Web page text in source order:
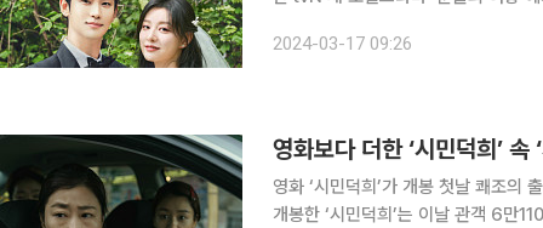
전 알콩달콩했던 추억을 떠올렸다. 홍
2024-03-17 09:26
영화보다 더한 ‘시민덕희’
영화 ‘시민덕희’가 개봉 첫날 쾌조의 출발을 알렸습니다. 영화관
개봉한 ‘시민덕희’는 이날 관객 6만1108